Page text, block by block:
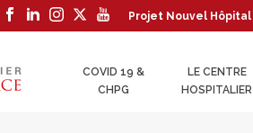
Projet Nouvel Hôpital
COVID 19 &
CHPG
LE CENTRE
HOSPITALIER